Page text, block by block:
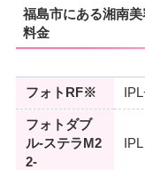
福島市にある湘南
料金
フォトRF※
フォトダブ
ル-ステラM2
2-
IPL